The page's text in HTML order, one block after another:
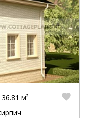
м²